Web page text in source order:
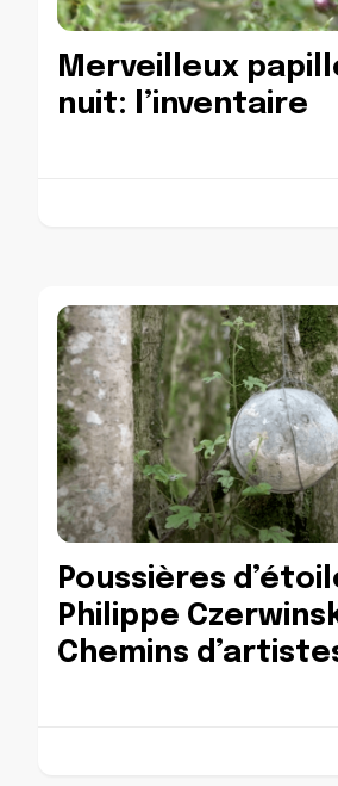
Merveilleux
nuit: l’inventaire
Poussières
Philippe
Chemins